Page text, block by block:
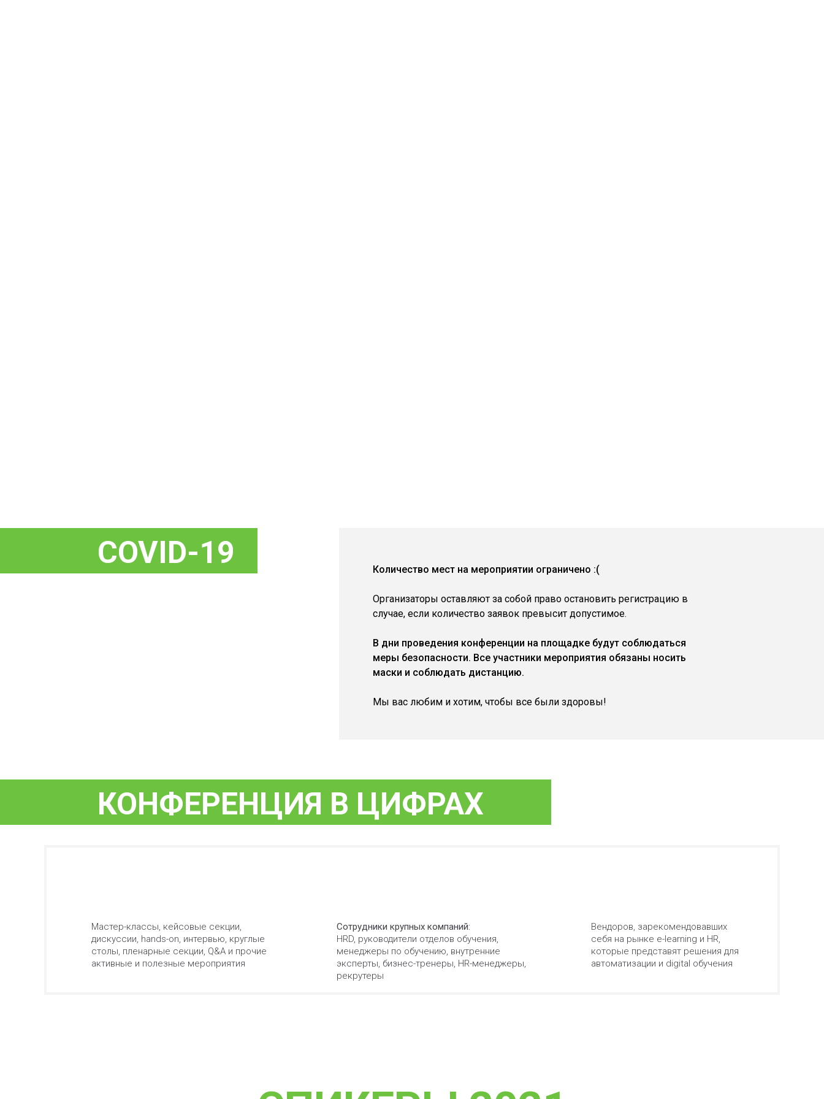
COVID-19 Количество мест на мероприятии ограничено :(
Организаторы оставляют за собой право остановить регистрацию в
случае, если количество заявок превысит допустимое.
В дни проведения конференции на площадке будут соблюдаться
меры безопасности. Все участники мероприятия обязаны носить
маски и соблюдать дистанцию.
Мы вас любим и хотим, чтобы все были здоровы!
КОНФЕРЕНЦИЯ В ЦИФРАХ
Мастер-классы, кейсовые секции,
дискуссии, hands-on, интервью, круглые
столы, пленарные секции, Q&A и прочие
активные и полезные мероприятия
Сотрудники крупных компаний:
HRD, руководители отделов обучения,
менеджеры по обучению, внутренние
эксперты, бизнес-тренеры, HR-менеджеры,
рекрутеры
Вендоров, зарекомендовавших
себя на рынке e-learning и HR,
которые представят решения для
автоматизации и digital обучения